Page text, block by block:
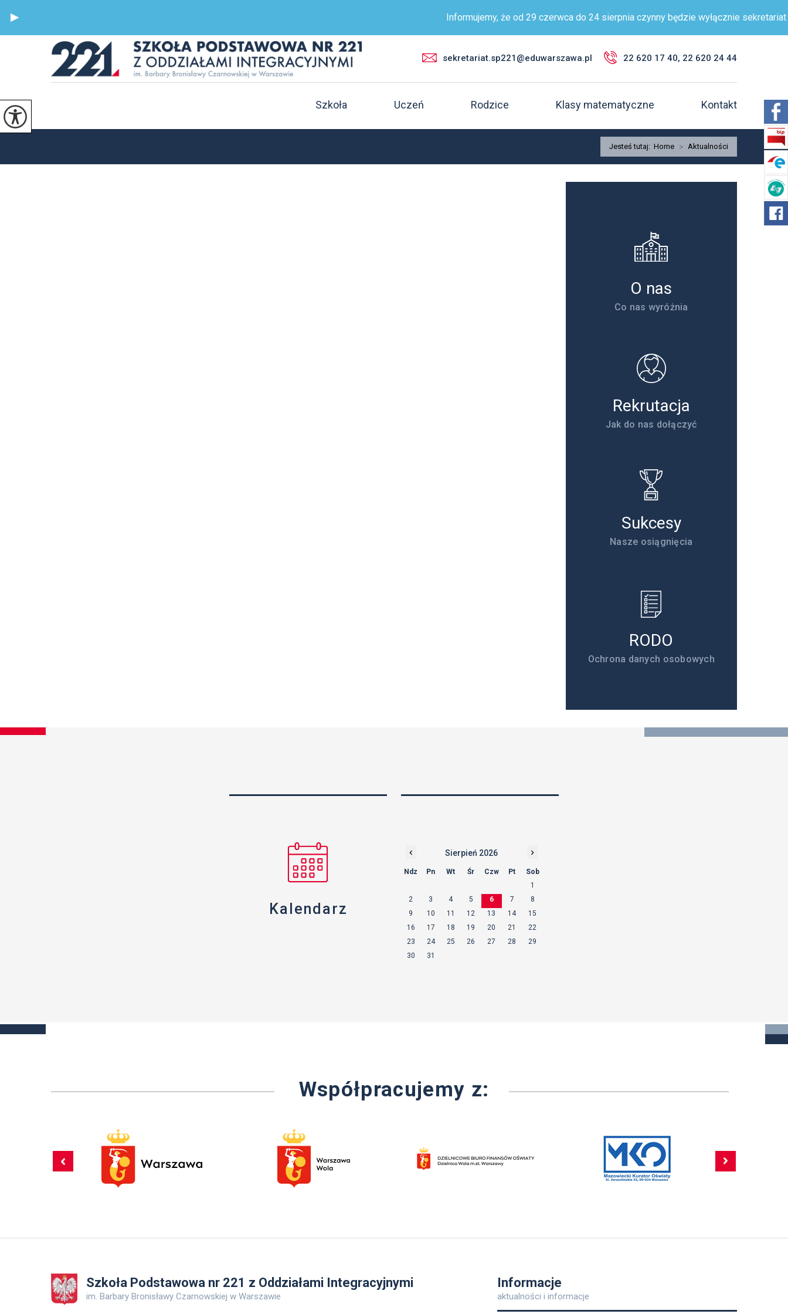
Informujemy, że od 29 czerwca do 24 sierpnia czynny będzie wyłącznie sekretariat w
sekretariat.sp221@eduwarszawa.pl 22 620 17 40, 22 620 24 44
Szkoła Uczeń Rodzice Klasy matematyczne Kontakt
Jesteś tutaj: Home > Aktualności
O nas
Co nas wyróżnia
Rekrutacja
Jak do nas dołączyć
Sukcesy
Nasze osiągnięcia
RODO
Ochrona danych osobowych
Kalendarz
‹ Sierpień 2026 ›
Ndz Pn Wt Śr Czw Pt
Sob
1
2
3 4 5 6 7
8
9
10 11 12 13 14
15
16
17 18 19 20 21
22
23
24 25 26 27 28
29
30
31
Współpracujemy z:
Szkoła Podstawowa nr 221 z Oddziałami Integracyjnymi
im. Barbary Bronisławy Czarnowskiej w Warszawie
Informacje
aktualności i informacje